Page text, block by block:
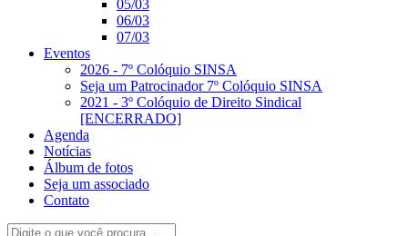
05/03
06/03
07/03
Eventos
2026 - 7º Colóquio SINSA
Seja um Patrocinador 7º Colóquio SINSA
2021 - 3º Colóquio de Direito Sindical
[ENCERRADO]
Agenda
Notícias
Álbum de fotos
Seja um associado
Contato